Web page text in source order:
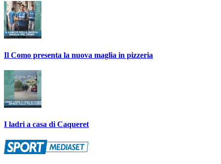
Il Como presenta la nuova maglia in pizzeria
I ladri a casa di Caqueret